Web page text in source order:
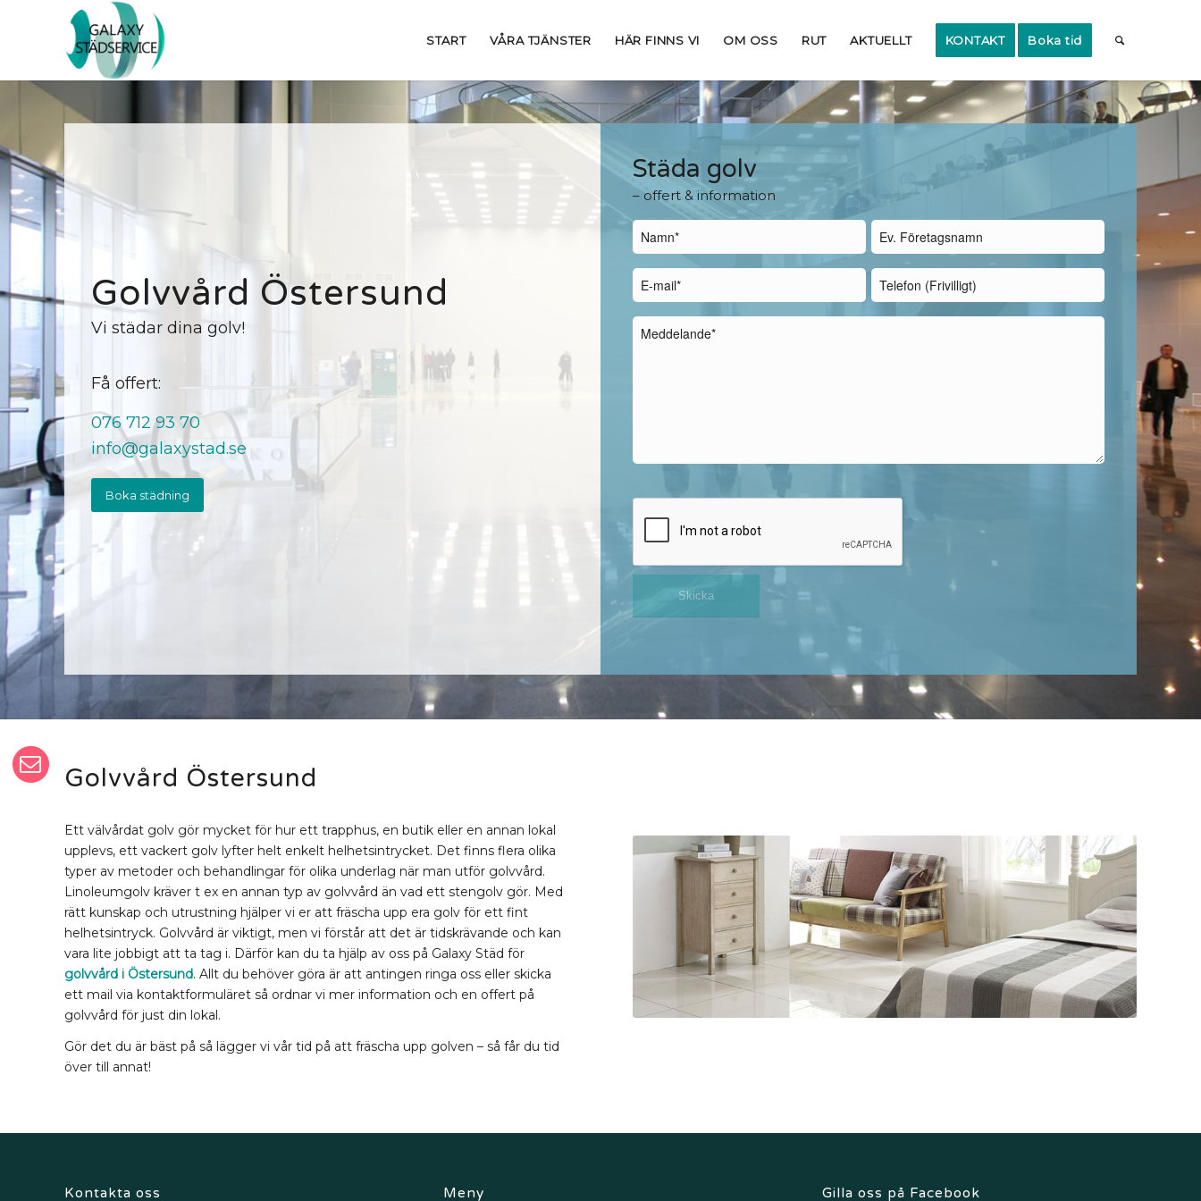
START VÅRA TJÄNSTER HÄR FINNS VI OM OSS RUT AKTUELLT KONTAKT Boka tid
Golvvård Östersund
Vi städar dina golv!
Få offert:
076 712 93 70
info@galaxystad.se
Boka städning
Städa golv
– offert & information
Golvvård Östersund
Ett välvårdat golv gör mycket för hur ett trapphus, en butik eller en annan lokal
upplevs, ett vackert golv lyfter helt enkelt helhetsintrycket. Det finns flera olika
typer av metoder och behandlingar för olika underlag när man utför golvvård.
Linoleumgolv kräver t ex en annan typ av golvvård än vad ett stengolv gör. Med
rätt kunskap och utrustning hjälper vi er att fräscha upp era golv för ett fint
helhetsintryck. Golvvård är viktigt, men vi förstår att det är tidskrävande och kan
vara lite jobbigt att ta tag i. Därför kan du ta hjälp av oss på Galaxy Städ för
golvvård i Östersund. Allt du behöver göra är att antingen ringa oss eller skicka
ett mail via kontaktformuläret så ordnar vi mer information och en offert på
golvvård för just din lokal.
Gör det du är bäst på så lägger vi vår tid på att fräscha upp golven – så får du tid
över till annat!
Kontakta oss Meny Gilla oss på Facebook